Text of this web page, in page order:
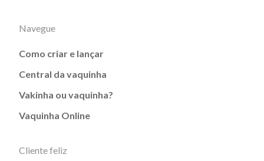
Navegue
Como criar e lançar
Central da vaquinha
Vakinha ou vaquinha?
Vaquinha Online
Cliente feliz